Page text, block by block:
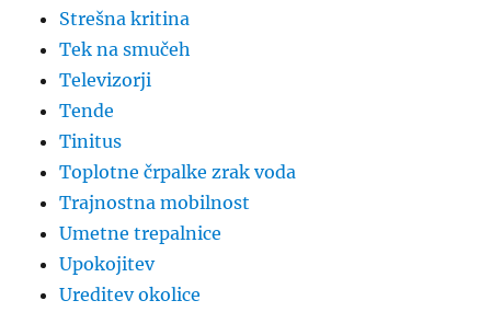
Strešna kritina
Tek na smučeh
Televizorji
Tende
Tinitus
Toplotne črpalke zrak voda
Trajnostna mobilnost
Umetne trepalnice
Upokojitev
Ureditev okolice